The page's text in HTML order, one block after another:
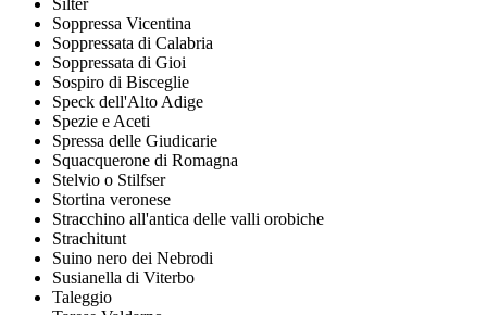
Silter
Soppressa Vicentina
Soppressata di Calabria
Soppressata di Gioi
Sospiro di Bisceglie
Speck dell'Alto Adige
Spezie e Aceti
Spressa delle Giudicarie
Squacquerone di Romagna
Stelvio o Stilfser
Stortina veronese
Stracchino all'antica delle valli orobiche
Strachitunt
Suino nero dei Nebrodi
Susianella di Viterbo
Taleggio